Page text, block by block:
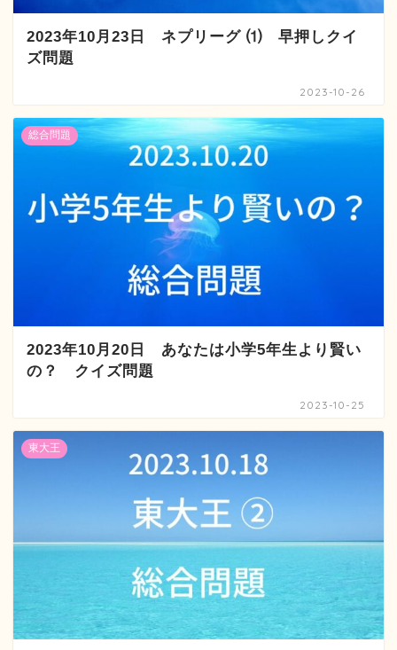
2023年10月23日 ネプリーグ ⑴ 早押しクイ
ズ問題
2023-10-26
総合問題
2023年10月20日 あなたは小学5年生より賢い
の？ クイズ問題
2023-10-25
東大王